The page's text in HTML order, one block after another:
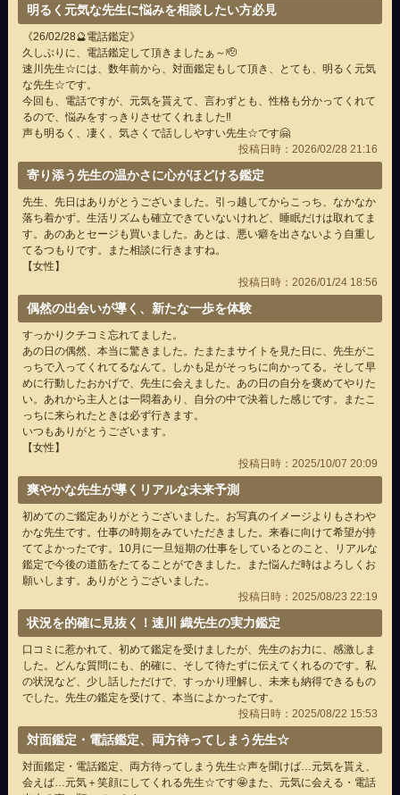
明るく元気な先生に悩みを相談したい方必見
《26/02/28🔮電話鑑定》
久しぶりに、電話鑑定して頂きましたぁ～🫡
速川先生☆には、数年前から、対面鑑定もして頂き、とても、明るく元気
な先生☆です。
今回も、電話ですが、元気を貰えて、言わずとも、性格も分かってくれて
るので、悩みをすっきりさせてくれました‼️
声も明るく、凄く、気さくで話ししやすい先生☆です🤗
投稿日時：2026/02/28 21:16
寄り添う先生の温かさに心がほどける鑑定
先生、先日はありがとうございました。引っ越してからこっち、なかなか
落ち着かず。生活リズムも確立できていないけれど、睡眠だけは取れてま
す。あのあとセージも買いました。あとは、悪い癖を出さないよう自重し
てるつもりです。また相談に行きますね。
【女性】
投稿日時：2026/01/24 18:56
偶然の出会いが導く、新たな一歩を体験
すっかりクチコミ忘れてました。
あの日の偶然、本当に驚きました。たまたまサイトを見た日に、先生がこ
っちで入ってくれてるなんて。しかも足がそっちに向かってる。そして早
めに行動したおかげで、先生に会えました。あの日の自分を褒めてやりた
い。あれから主人とは一悶着あり、自分の中で決着した感じです。またこ
っちに来られたときは必ず行きます。
いつもありがとうございます。
【女性】
投稿日時：2025/10/07 20:09
爽やかな先生が導くリアルな未来予測
初めてのご鑑定ありがとうございました。お写真のイメージよりもさわや
かな先生です。仕事の時期をみていただきました。来春に向けて希望が持
ててよかったです。10月に一旦短期の仕事をしているとのこと、リアルな
鑑定で今後の道筋をたてることができました。また悩んだ時はよろしくお
願いします。ありがとうございました。
投稿日時：2025/08/23 22:19
状況を的確に見抜く！速川 織先生の実力鑑定
口コミに惹かれて、初めて鑑定を受けましたが、先生のお力に、感激しま
した。どんな質問にも、的確に、そして待たずに伝えてくれるのです。私
の状況など、少し話しただけで、すっかり理解し、未来も納得できるもの
でした。先生の鑑定を受けて、本当によかったです。
投稿日時：2025/08/22 15:53
対面鑑定・電話鑑定、両方待ってしまう先生☆
対面鑑定・電話鑑定、両方待ってしまう先生☆声を聞けば…元気を貰え、
会えば…元気＋笑顔にしてくれる先生☆です🤩また、元気に会える・電話